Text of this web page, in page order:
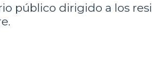
público dirigido a los